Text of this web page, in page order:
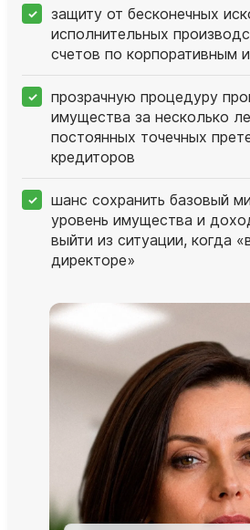
защиту от бесконечных
исполнительных
счетов по корпоративным
прозрачную процедуру
имущества за несколько
постоянных точечных
кредиторов
шанс сохранить базовый
уровень имущества и
выйти из ситуации, когда
директоре»